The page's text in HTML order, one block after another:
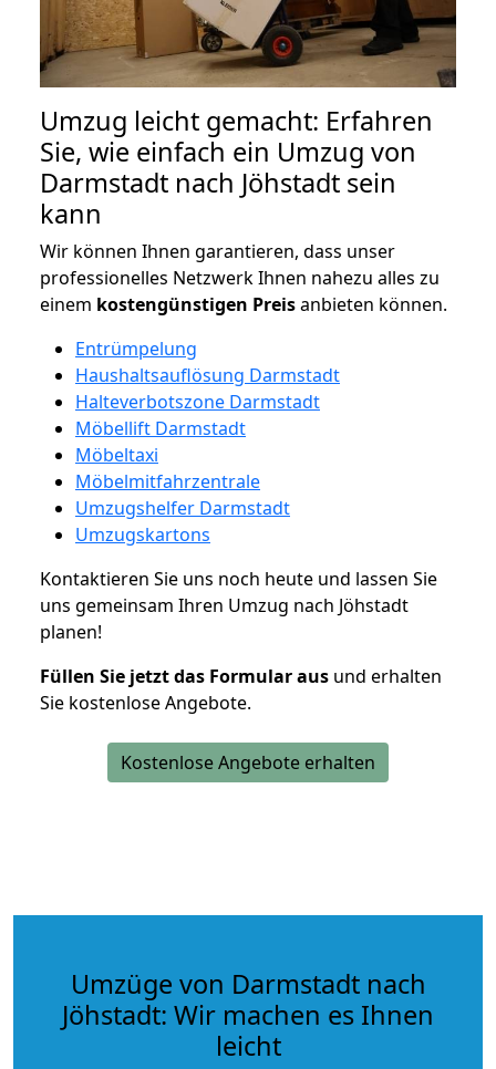
Umzug leicht gemacht: Erfahren
Sie, wie einfach ein Umzug von
Darmstadt nach Jöhstadt sein
kann
Wir können Ihnen garantieren, dass unser
professionelles Netzwerk Ihnen nahezu alles zu
einem kostengünstigen Preisanbieten können.
Entrümpelung
Haushaltsauflösung Darmstadt
Halteverbotszone Darmstadt
Möbellift Darmstadt
Möbeltaxi
Möbelmitfahrzentrale
Umzugshelfer Darmstadt
Umzugskartons
Kontaktieren Sie uns noch heute und lassen Sie
uns gemeinsam Ihren Umzug nach Jöhstadt
planen!
Füllen Sie jetzt das Formular aus und erhalten
Sie kostenlose Angebote.
Kostenlose Angebote erhalten
Umzüge von Darmstadt nach
Jöhstadt: Wir machen es Ihnen
leicht